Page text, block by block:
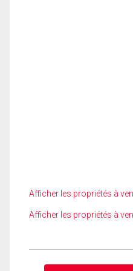
Afficher les propriétés à
Afficher les propriétés à